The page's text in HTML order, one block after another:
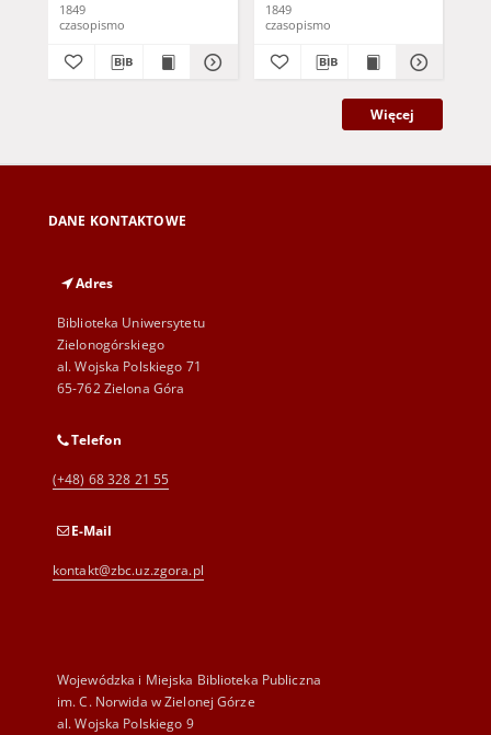
1849
czasopismo
1849
czasopismo
Więcej
DANE KONTAKTOWE
Adres
Biblioteka Uniwersytetu
Zielonogórskiego
al. Wojska Polskiego 71
65-762 Zielona Góra
Telefon
(+48) 68 328 21 55
E-Mail
kontakt@zbc.uz.zgora.pl
Wojewódzka i Miejska Biblioteka Publiczna
im. C. Norwida w Zielonej Górze
al. Wojska Polskiego 9